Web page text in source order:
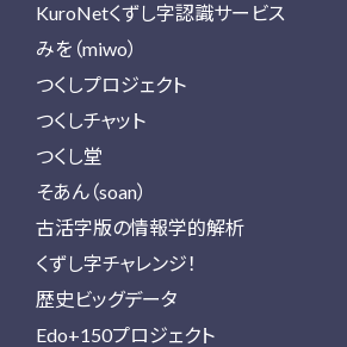
KuroNetくずし字認識サービス
みを（miwo）
つくしプロジェクト
つくしチャット
つくし堂
そあん（soan）
古活字版の情報学的解析
くずし字チャレンジ！
歴史ビッグデータ
Edo+150プロジェクト